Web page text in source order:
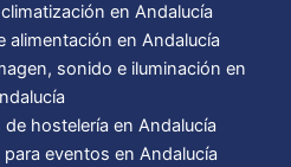
en Andalucía
alimentación en Andalucía
sonido e iluminación en
hostelería en Andalucía
eventos en Andalucía